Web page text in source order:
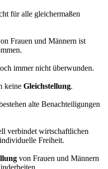
für alle gleichermaßen
Frauen und Männern ist
immer nicht überwunden.
keine Gleichstellung.
alte Benachteiligungen
verbindet wirtschaftlichen
Freiheit.
von Frauen und Männern